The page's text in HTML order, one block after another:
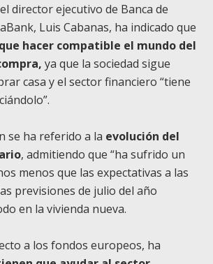
director ejecutivo de Banca de
Luis Cabanas, ha indicado que
hacer compatible el mundo del
ya que la sociedad sigue
casa y el sector financiero “tiene
se ha referido a la evolución del
, admitiendo que “ha sufrido un
menos que las expectativas a las
previsiones de julio del año
en la vivienda nueva.
a los fondos europeos, ha